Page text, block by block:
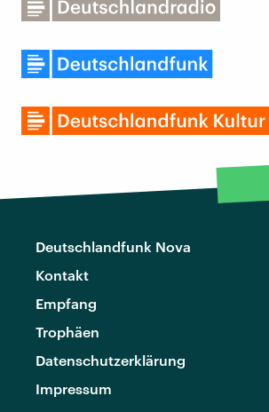
Deutschlandfunk Nova
Kontakt
Empfang
Trophäen
Datenschutzerklärung
Impressum